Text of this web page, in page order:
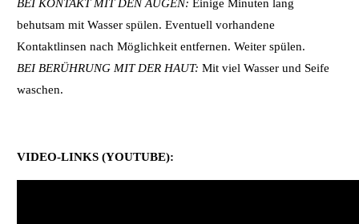
BEI KONTAKT MIT DEN AUGEN: Einige Minuten lang
behutsam mit Wasser spülen. Eventuell vorhandene
Kontaktlinsen nach Möglichkeit entfernen. Weiter spülen.
BEI BERÜHRUNG MIT DER HAUT: Mit viel Wasser und Seife
waschen.
VIDEO-LINKS (YOUTUBE):